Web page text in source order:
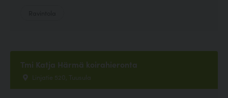
Tmi Katja Härmä koirahieronta
Linjatie 520, Tuusula